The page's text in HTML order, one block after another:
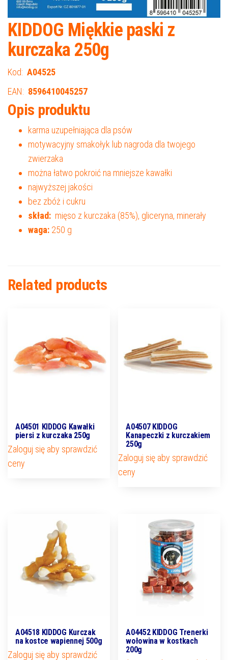
KIDDOG Miękkie paski z
kurczaka 250g
Kod: A04525
EAN: 8596410045257
Opis produktu
karma uzupełniająca dla psów
motywacyjny smakołyk lub nagroda dla twojego
zwierzaka
można łatwo pokroić na mniejsze kawałki
najwyższej jakości
bez zbóż i cukru
skład: mięso z kurczaka (85%), gliceryna, minerały
waga: 250 g
Related products
A04501 KIDDOG Kawałki
piersi z kurczaka 250g
Zaloguj się aby sprawdzić
ceny
A04507 KIDDOG
Kanapeczki z kurczakiem
250g
Zaloguj się aby sprawdzić
ceny
A04518 KIDDOG Kurczak
na kostce wapiennej 500g
Zaloguj się aby sprawdzić
A04452 KIDDOG Trenerki
wołowina w kostkach
200g